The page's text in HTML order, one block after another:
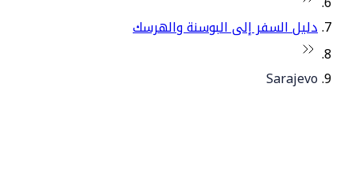
دليل السفر إلى البوسنة والهرسك
Sarajevo